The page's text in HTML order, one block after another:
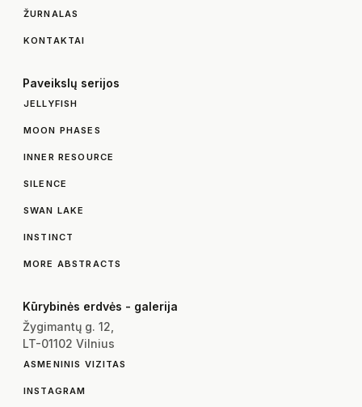
ŽURNALAS
KONTAKTAI
Paveikslų serijos
JELLYFISH
MOON PHASES
INNER RESOURCE
SILENCE
SWAN LAKE
INSTINCT
MORE ABSTRACTS
Kūrybinės erdvės - galerija
Žygimantų g. 12,
LT-01102 Vilnius
ASMENINIS VIZITAS
INSTAGRAM